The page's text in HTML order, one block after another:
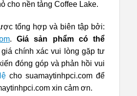
cho nền tảng Coffee Lake.
tổng hợp và biên tập bởi:
.Giá sản phẩm có thể
chính xác vui lòng gặp tư
đóng góp và phản hồi vui
cho suamaytinhpci.com để
xin cảm ơn.